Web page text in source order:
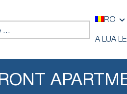
RO
A LUA